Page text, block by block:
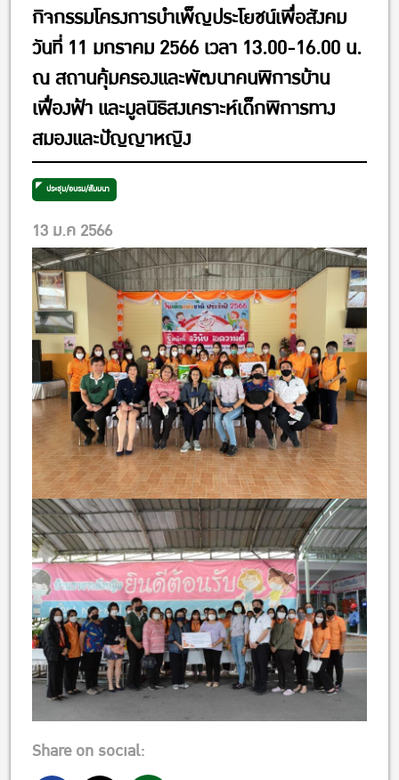
กิจกรรมโครงการบำเพ็ญประโยชน์เพื่อสังคม
วันที่ 11 มกราคม 2566 เวลา 13.00-16.00 น.
ณ สถานคุ้มครองและพัฒนาคนพิการบ้าน
เฟื่องฟ้า และมูลนิธิสงเคราะห์เด็กพิการทาง
สมองและปัญญาหญิง
ประชุม/อบรม/สัมมนา
13 ม.ค 2566
Share on social: